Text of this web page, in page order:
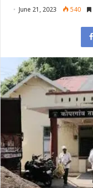
June 21, 2023 540